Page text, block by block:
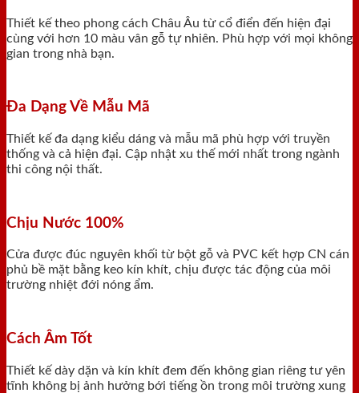
Thiết kế theo phong cách Châu Âu từ cổ điển đến hiện đại
cùng với hơn 10 màu vân gỗ tự nhiên. Phù hợp với mọi không
gian trong nhà bạn.
Đa Dạng Về Mẫu Mã
Thiết kế đa dạng kiểu dáng và mẫu mã phù hợp với truyền
thống và cả hiện đại. Cập nhật xu thế mới nhất trong ngành
thi công nội thất.
Chịu Nước 100%
Cửa được đúc nguyên khối từ bột gỗ và PVC kết hợp CN cán
phủ bề mặt bằng keo kín khít, chịu được tác động của môi
trường nhiệt đới nóng ẩm.
Cách Âm Tốt
Thiết kế dày dặn và kín khít đem đến không gian riêng tư yên
tĩnh không bị ảnh hưởng bới tiếng ồn trong môi trường xung